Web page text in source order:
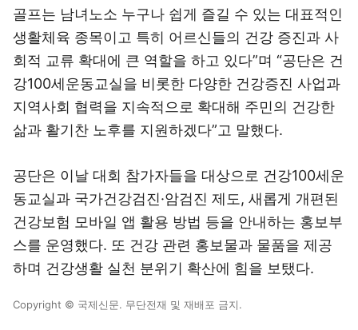
골프는 남녀노소 누구나 쉽게 즐길 수 있는 대표적인
생활체육 종목이고 특히 어르신들의 건강 증진과 사
회적 교류 확대에 큰 역할을 하고 있다”며 “공단은 건
강100세운동교실을 비롯한 다양한 건강증진 사업과
지역사회 협력을 지속적으로 확대해 주민의 건강한
삶과 활기찬 노후를 지원하겠다”고 말했다.
공단은 이날 대회 참가자들을 대상으로 건강100세운
동교실과 국가건강검진·암검진 제도, 새롭게 개편된
건강보험 모바일 앱 활용 방법 등을 안내하는 홍보부
스를 운영했다. 또 건강 관련 홍보물과 물품을 제공
하며 건강생활 실천 분위기 확산에 힘을 보탰다.
Copyright © 국제신문. 무단전재 및 재배포 금지.